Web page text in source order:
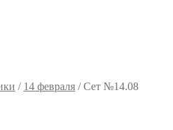
/ 14 февраля /Сет №14.08